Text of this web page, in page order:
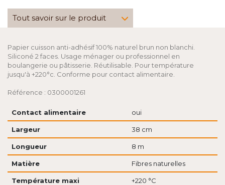
Tout savoir sur le produit
Papier cuisson anti-adhésif 100% naturel brun non blanchi.
Siliconé 2 faces. Usage ménager ou professionnel en
boulangerie ou pâtisserie. Réutilisable. Pour température
jusqu'à +220°c. Conforme pour contact alimentaire.
Référence : 0300001261
Contact alimentaire oui
Largeur 38 cm
Longueur 8 m
Matière Fibres naturelles
Température maxi +220 °C